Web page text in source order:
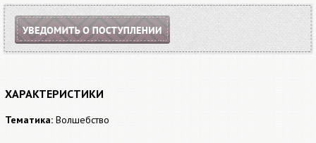
ХАРАКТЕРИСТИКИ
Тематика: Волшебство